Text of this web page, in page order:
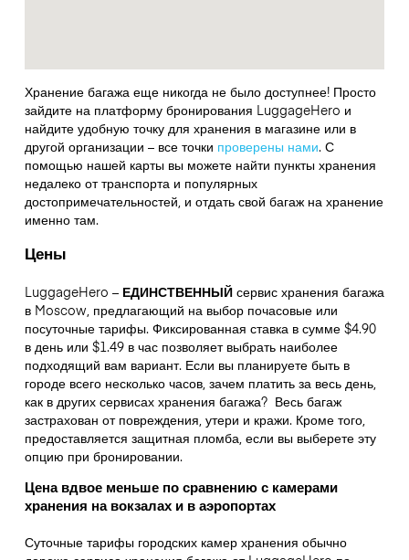
Хранение багажа еще никогда не было доступнее! Просто
зайдите на платформу бронирования LuggageHero и
найдите удобную точку для хранения в магазине или в
другой организации – все точки проверены нами. С
помощью нашей карты вы можете найти пункты хранения
недалеко от транспорта и популярных
достопримечательностей, и отдать свой багаж на хранение
именно там.
Цены
LuggageHero – ЕДИНСТВЕННЫЙсервис хранения багажа
в Moscow, предлагающий на выбор почасовые или
посуточные тарифы. Фиксированная ставка в сумме $4.90
в день или $1.49 в час позволяет выбрать наиболее
подходящий вам вариант. Если вы планируете быть в
городе всего несколько часов, зачем платить за весь день,
как в других сервисах хранения багажа? Весь багаж
застрахован от повреждения, утери и кражи. Кроме того,
предоставляется защитная пломба, если вы выберете эту
опцию при бронировании.
Цена вдвое меньше по сравнению с камерами
хранения на вокзалах и в аэропортах
Суточные тарифы городских камер хранения обычно